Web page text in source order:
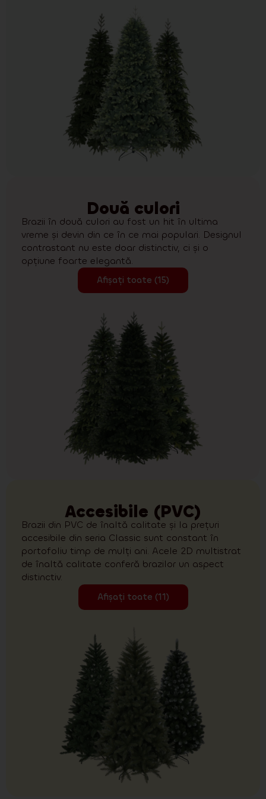
Două culori
Brazii în două culori au fost un hit în ultima
vreme și devin din ce în ce mai populari. Designul
contrastant nu este doar distinctiv, ci și o
opțiune foarte elegantă.
Afișați toate (15)
Accesibile (PVC)
Brazii din PVC de înaltă calitate și la prețuri
accesibile din seria Classic sunt constant în
portofoliu timp de mulți ani. Acele 2D multistrat
de înaltă calitate conferă brazilor un aspect
distinctiv.
Afișați toate (11)